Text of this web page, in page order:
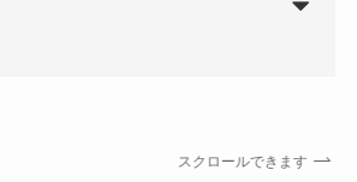
スクロールできます